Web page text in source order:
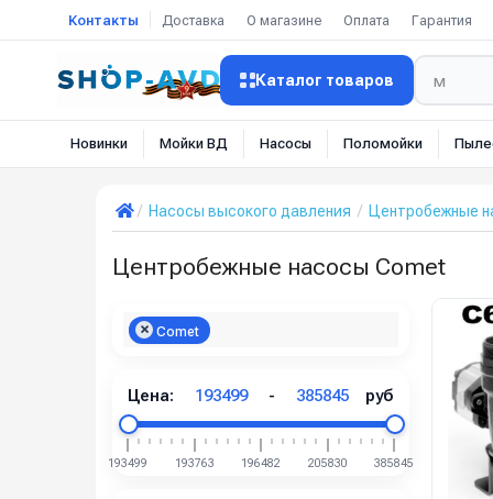
Контакты Доставка О магазине Оплата Гарантия
Каталог товаров
Новинки Мойки ВД Насосы Поломойки
Насосы высокого давления Центробежные
Центробежные насосы Comet
Comet
Цена: 193499 - 385845 руб
193499 193763 196482 205830 385845